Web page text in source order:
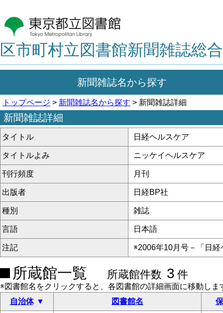
区市町村立図書館新聞雑誌総
新聞雑誌名から探す
トップページ > 新聞雑誌名から探す > 新聞雑誌詳細
新聞雑誌詳細
タイトル 日経ヘルスケア
タイトルよみ ニッケイヘルスケア
刊行頻度 月刊
出版者 日経BP社
種別 雑誌
言語 日本語
注記 ※2006年10月号－「日
所蔵館一覧 所蔵館件数 3 件
※図書館名をクリックすると、各図書館の詳細画面に移動しま
自治体
図書館名